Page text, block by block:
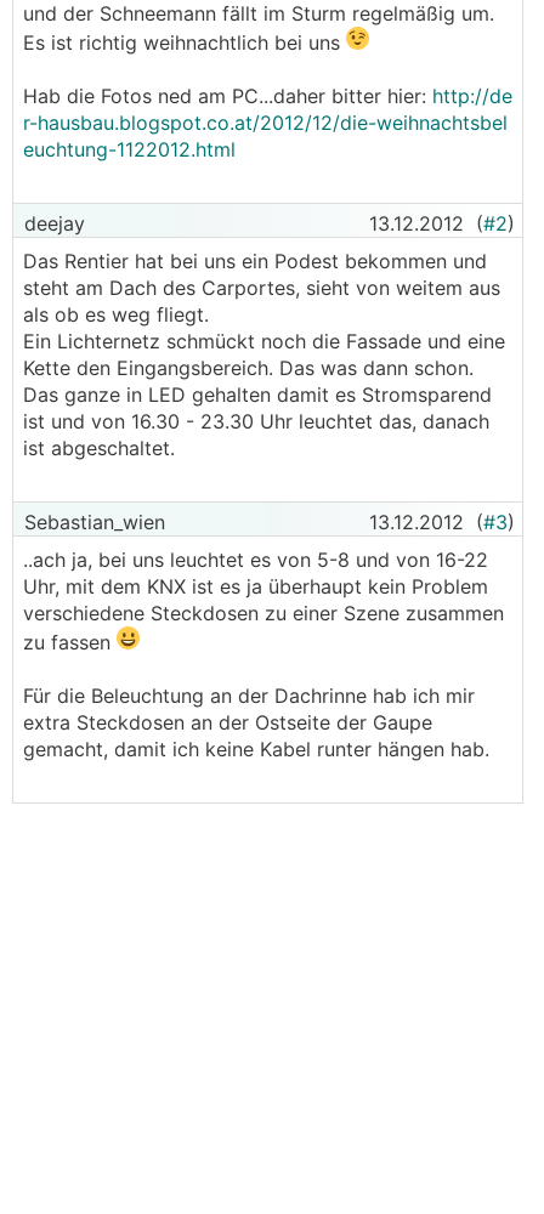
und der Schneemann fällt im Sturm regelmäßig um.
Es ist richtig weihnachtlich bei uns
Hab die Fotos ned am PC...daher bitter hier: http://de
r-hausbau.blogspot.co.at/2012/12/die-weihnachtsbel
euchtung-1122012.html
deejay 13.12.2012 (#2)
Das Rentier hat bei uns ein Podest bekommen und
steht am Dach des Carportes, sieht von weitem aus
als ob es weg fliegt.
Ein Lichternetz schmückt noch die Fassade und eine
Kette den Eingangsbereich. Das was dann schon.
Das ganze in LED gehalten damit es Stromsparend
ist und von 16.30 - 23.30 Uhr leuchtet das, danach
ist abgeschaltet.
Sebastian_wien 13.12.2012 (#3)
..ach ja, bei uns leuchtet es von 5-8 und von 16-22
Uhr, mit dem KNX ist es ja überhaupt kein Problem
verschiedene Steckdosen zu einer Szene zusammen
zu fassen
Für die Beleuchtung an der Dachrinne hab ich mir
extra Steckdosen an der Ostseite der Gaupe
gemacht, damit ich keine Kabel runter hängen hab.